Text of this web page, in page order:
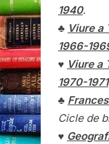
1940.
♣ Viure a
1966-
♥ Viure a
1970-1971
♣
Cicle de
♥